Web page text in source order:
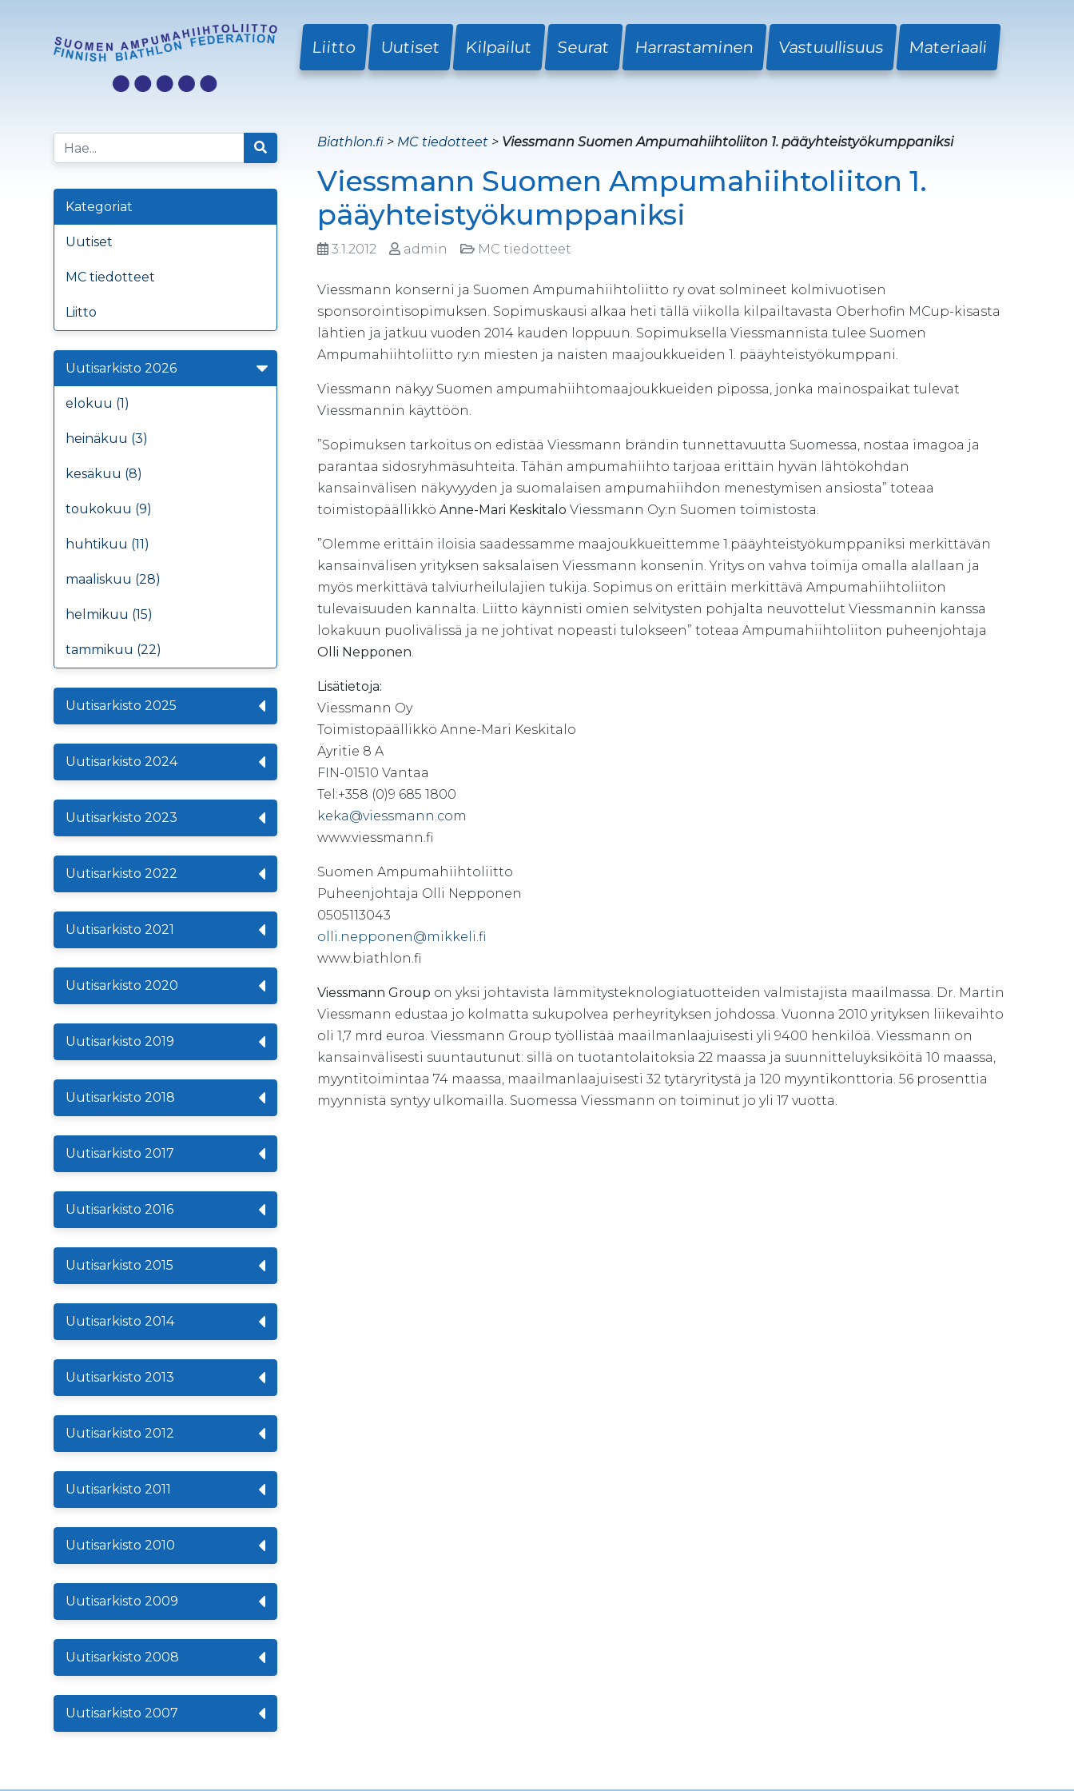
Liitto Uutiset Kilpailut Seurat Harrastaminen Vastuullisuus Materiaali
Kategoriat
Uutiset
MC tiedotteet
Liitto
Uutisarkisto 2026
elokuu (1)
heinäkuu (3)
kesäkuu (8)
toukokuu (9)
huhtikuu (11)
maaliskuu (28)
helmikuu (15)
tammikuu (22)
Uutisarkisto 2025
Uutisarkisto 2024
Uutisarkisto 2023
Uutisarkisto 2022
Uutisarkisto 2021
Uutisarkisto 2020
Uutisarkisto 2019
Uutisarkisto 2018
Uutisarkisto 2017
Uutisarkisto 2016
Uutisarkisto 2015
Uutisarkisto 2014
Uutisarkisto 2013
Uutisarkisto 2012
Uutisarkisto 2011
Uutisarkisto 2010
Uutisarkisto 2009
Uutisarkisto 2008
Uutisarkisto 2007
Biathlon.fi > MC tiedotteet > Viessmann Suomen Ampumahiihtoliiton 1. pääyhteistyökumppaniksi
Viessmann Suomen Ampumahiihtoliiton 1.
pääyhteistyökumppaniksi
3.1.2012 admin MC tiedotteet
Viessmann konserni ja Suomen Ampumahiihtoliitto ry ovat solmineet kolmivuotisen
sponsorointisopimuksen. Sopimuskausi alkaa heti tällä viikolla kilpailtavasta Oberhofin MCup-kisasta
lähtien ja jatkuu vuoden 2014 kauden loppuun. Sopimuksella Viessmannista tulee Suomen
Ampumahiihtoliitto ry:n miesten ja naisten maajoukkueiden 1. pääyhteistyökumppani.
Viessmann näkyy Suomen ampumahiihtomaajoukkueiden pipossa, jonka mainospaikat tulevat
Viessmannin käyttöön.
”Sopimuksen tarkoitus on edistää Viessmann brändin tunnettavuutta Suomessa, nostaa imagoa ja
parantaa sidosryhmäsuhteita. Tähän ampumahiihto tarjoaa erittäin hyvän lähtökohdan
kansainvälisen näkyvyyden ja suomalaisen ampumahiihdon menestymisen ansiosta” toteaa
toimistopäällikkö Anne-Mari Keskitalo Viessmann Oy:n Suomen toimistosta.
”Olemme erittäin iloisia saadessamme maajoukkueittemme 1.pääyhteistyökumppaniksi merkittävän
kansainvälisen yrityksen saksalaisen Viessmann konsenin. Yritys on vahva toimija omalla alallaan ja
myös merkittävä talviurheilulajien tukija. Sopimus on erittäin merkittävä Ampumahiihtoliiton
tulevaisuuden kannalta. Liitto käynnisti omien selvitysten pohjalta neuvottelut Viessmannin kanssa
lokakuun puolivälissä ja ne johtivat nopeasti tulokseen” toteaa Ampumahiihtoliiton puheenjohtaja
Olli Nepponen.
Lisätietoja:
Viessmann Oy
Toimistopäällikkö Anne-Mari Keskitalo
Äyritie 8 A
FIN-01510 Vantaa
Tel:+358 (0)9 685 1800
keka@viessmann.com
www.viessmann.fi
Suomen Ampumahiihtoliitto
Puheenjohtaja Olli Nepponen
0505113043
olli.nepponen@mikkeli.fi
www.biathlon.fi
Viessmann Group on yksi johtavista lämmitysteknologiatuotteiden valmistajista maailmassa. Dr. Martin
Viessmann edustaa jo kolmatta sukupolvea perheyrityksen johdossa. Vuonna 2010 yrityksen liikevaihto
oli 1,7 mrd euroa. Viessmann Group työllistää maailmanlaajuisesti yli 9400 henkilöä. Viessmann on
kansainvälisesti suuntautunut: sillä on tuotantolaitoksia 22 maassa ja suunnitteluyksiköitä 10 maassa,
myyntitoimintaa 74 maassa, maailmanlaajuisesti 32 tytäryritystä ja 120 myyntikonttoria. 56 prosenttia
myynnistä syntyy ulkomailla. Suomessa Viessmann on toiminut jo yli 17 vuotta.